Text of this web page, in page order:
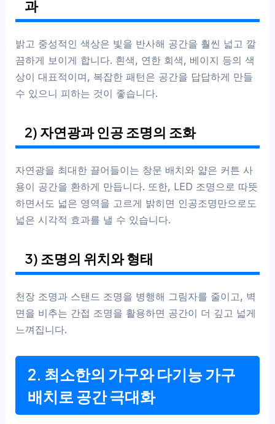
과
밝고 중성적인 색상은 빛을 반사해 공간을 훨씬 넓고 깔
끔하게 보이게 합니다. 흰색, 연한 회색, 베이지 등의 색
상이 대표적이며, 복잡한 패턴은 공간을 답답하게 만들
수 있으니 피하는 것이 좋습니다.
2) 자연광과 인공 조명의 조화
자연광을 최대한 끌어들이는 창문 배치와 얇은 커튼 사
용이 공간을 환하게 만듭니다. 또한, LED 조명으로 따뜻
하면서도 넓은 영역을 고르게 밝히면 인공조명만으로도
넓은 시각적 효과를 낼 수 있습니다.
3) 조명의 위치와 형태
천장 조명과 스탠드 조명을 병행해 그림자를 줄이고, 벽
면을 비추는 간접 조명을 활용하면 공간이 더 깊고 넓게
느껴집니다.
2. 최소한의 가구와 다기능 가구
배치로 공간 극대화